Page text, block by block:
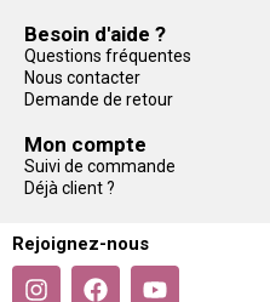
Besoin d'aide ?
Questions fréquentes
Nous contacter
Demande de retour
Mon compte
Suivi de commande
Déjà client ?
Rejoignez-nous